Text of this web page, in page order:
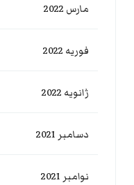
مارس 2022
فوریه 2022
ژانویه 2022
دسامبر 2021
نوامبر 2021